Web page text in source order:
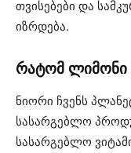
თვისებები და
იზრდება.
რატომ ლიმონი
ნიორი ჩვენს
სასარგებლო
სასარგებლო